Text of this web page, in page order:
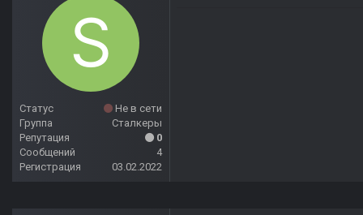
Статус
Не в сети
Группа
Сталкеры
Репутация
0
Сообщений
4
Регистрация
03.02.2022